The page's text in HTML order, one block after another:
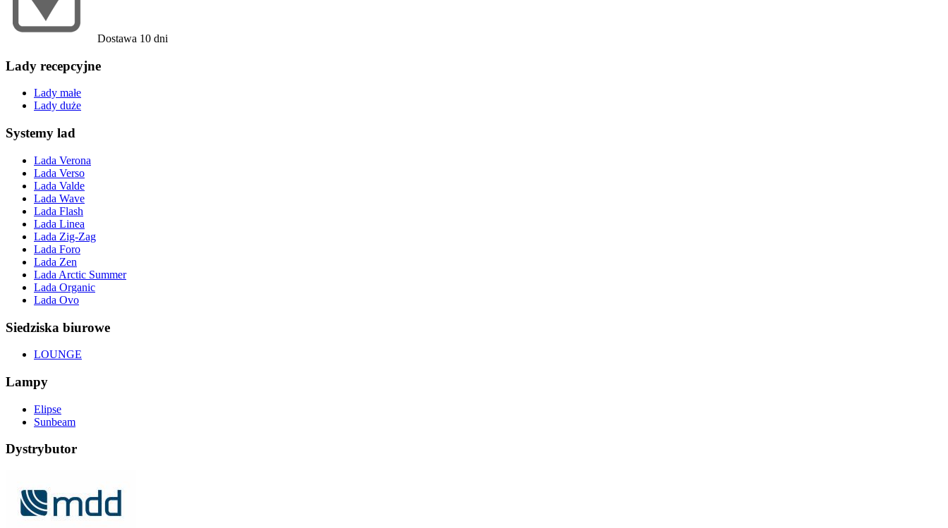
Dostawa 10 dni
Lady recepcyjne
Lady małe
Lady duże
Systemy lad
Lada Verona
Lada Verso
Lada Valde
Lada Wave
Lada Flash
Lada Linea
Lada Zig-Zag
Lada Foro
Lada Zen
Lada Arctic Summer
Lada Organic
Lada Ovo
Siedziska biurowe
LOUNGE
Lampy
Elipse
Sunbeam
Dystrybutor